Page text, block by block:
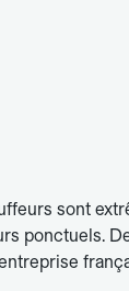
sont
ponctuels.